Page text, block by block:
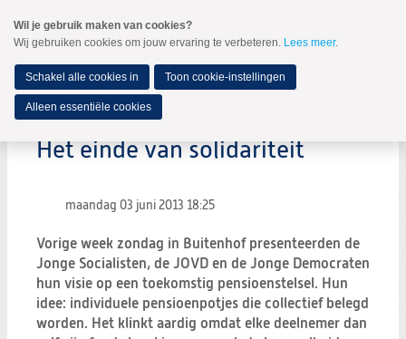
naar
Spring
de
inhoud
Spring
naar
hoofdmenu
MENU
Het einde van solidariteit
maandag 03 juni 2013 18:25
Vorige week zondag in Buitenhof presenteerden de
Jonge Socialisten, de JOVD en de Jonge Democraten
hun visie op een toekomstig pensioenstelsel. Hun
idee: individuele pensioenpotjes die collectief belegd
worden. Het klinkt aardig omdat elke deelnemer dan
Wil je gebruik maken van cookies?
Wij gebruiken cookies om jouw ervaring te verbeteren. Lees meer.
Schakel alle cookies in Toon cookie-instellingen
Alleen essentiële cookies